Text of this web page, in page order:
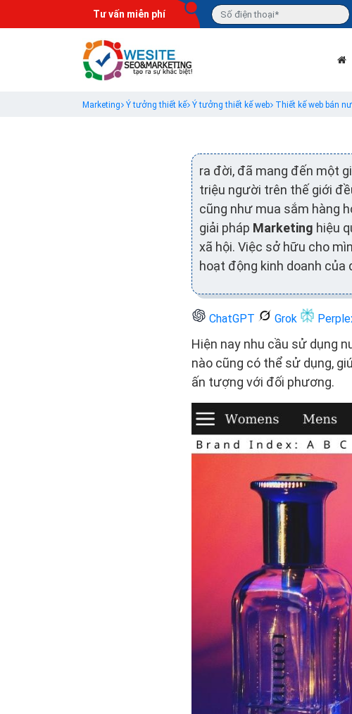
Tư vấn miễn phí
Marketing Ý tưởng thiết kế Ý tưởng thiết kế web Thiết kế web bán
ra đời, đã mang đến một
triệu người trên thế giới
cũng như mua sắm hàng
giải pháp Marketing hiệu
xã hội. Việc sở hữu cho
hoạt động kinh doanh của
ChatGPT Grok
Hiện nay nhu cầu sử dụng
nào cũng có thể sử dụng,
ấn tượng với đối phương.